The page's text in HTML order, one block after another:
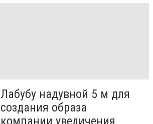
Лабубу надувной 5 м для
создания образа
компании увеличения